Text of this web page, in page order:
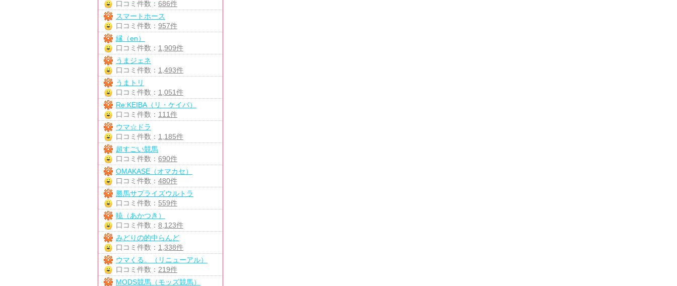
口コミ件数： 686件
スマートホース
口コミ件数： 957件
縁（en）
口コミ件数： 1,909件
うまジェネ
口コミ件数： 1,493件
うまトリ
口コミ件数： 1,051件
Re:KEIBA（リ・ケイバ）
口コミ件数： 111件
ウマ☆ドラ
口コミ件数： 1,185件
超すごい競馬
口コミ件数： 690件
OMAKASE（オマカセ）
口コミ件数： 480件
勝馬サプライズウルトラ
口コミ件数： 559件
暁（あかつき）
口コミ件数： 8,123件
みどりの的中らんど
口コミ件数： 1,338件
ウマくる。（リニューアル）
口コミ件数： 219件
MODS競馬（モッズ競馬）